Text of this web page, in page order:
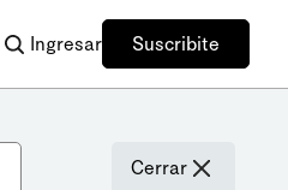
Ingresar Suscribite
Cerrar